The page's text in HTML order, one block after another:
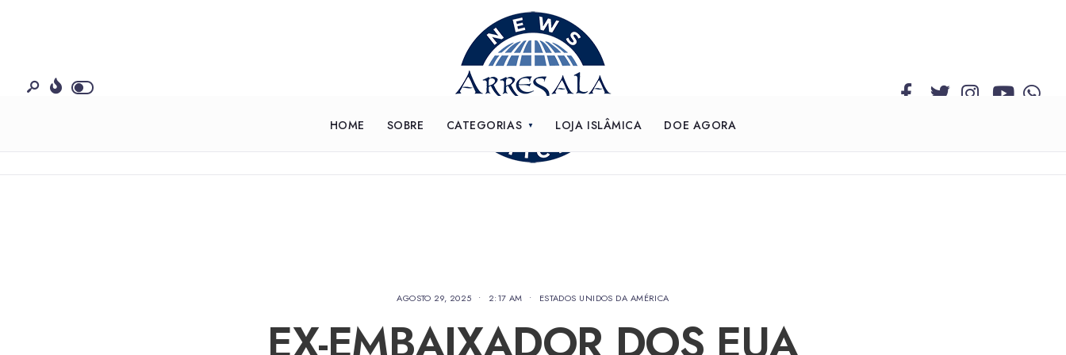
HOME SOBRE CATEGORIAS LOJA ISLÂMICA DOE AGORA
AGOSTO 29, 2025 • 2:17 AM • ESTADOS UNIDOS DA AMÉRICA